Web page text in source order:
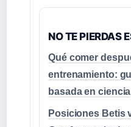
NO TE PIERDAS
Qué comer
entrenamiento:
basada en ciencia
Posiciones Betis